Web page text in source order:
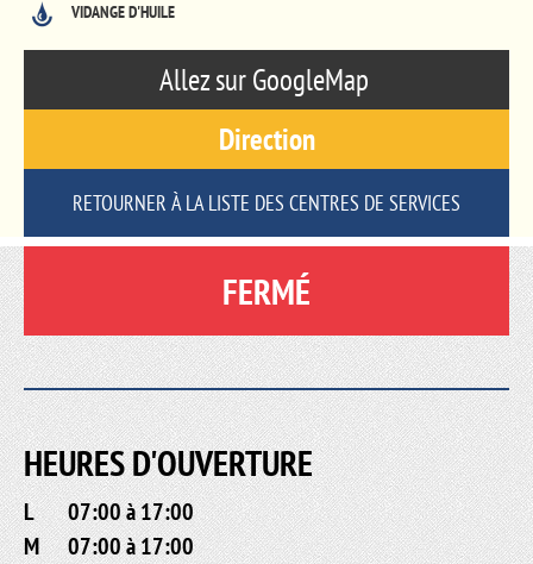
VIDANGE D'HUILE
Allez sur GoogleMap
Direction
RETOURNER À LA LISTE DES CENTRES DE SERVICES
FERMÉ
HEURES D'OUVERTURE
L
07:00 à 17:00
M
07:00 à 17:00